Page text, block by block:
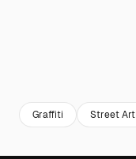
Graffiti Street Art